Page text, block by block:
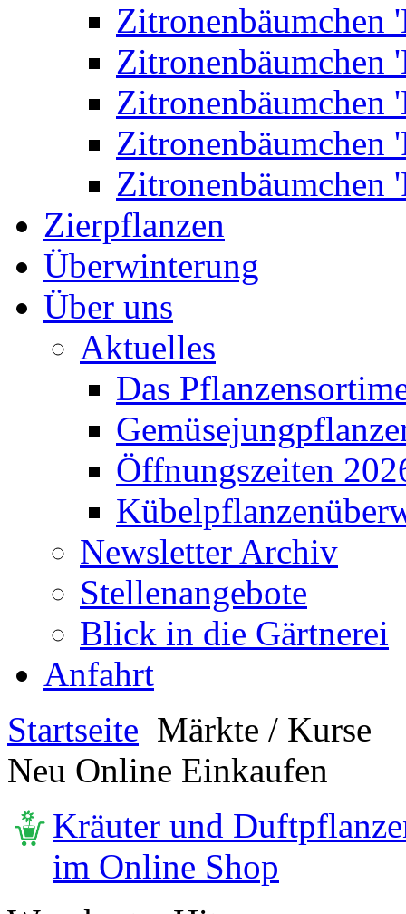
Zitronenbäumchen
Zitronenbäumchen
Zitronenbäumchen
Zitronenbäumchen
Zitronenbäumchen
Zierpflanzen
Überwinterung
Über uns
Aktuelles
Das
Öffnungszeiten
Newsletter Archiv
Stellenangebote
Blick in die Gärtnerei
Anfahrt
Startseite Märkte / Kurse
Neu Online Einkaufen
Kräuter und
im Online Shop